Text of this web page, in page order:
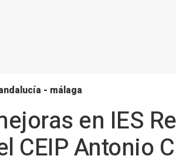
- málaga
en IES
CEIP Antonio